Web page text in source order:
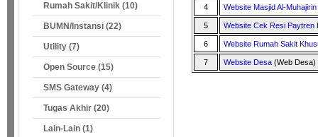
4 Website Masjid Al-
5 Website Cek Resi Paytren
6 Website Rumah Sakit
7 Website Desa (Web Desa)
Rumah Sakit/Klinik (10)
BUMN/Instansi (22)
Utility (7)
Open Source (15)
SMS Gateway (4)
Tugas Akhir (20)
Lain-Lain (1)